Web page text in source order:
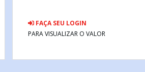
FAÇA SEU LOGIN
PARA VISUALIZAR O VALOR